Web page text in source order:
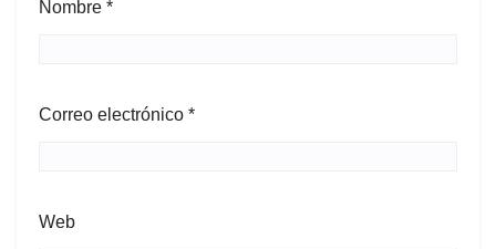
Nombre *
Correo electrónico *
Web